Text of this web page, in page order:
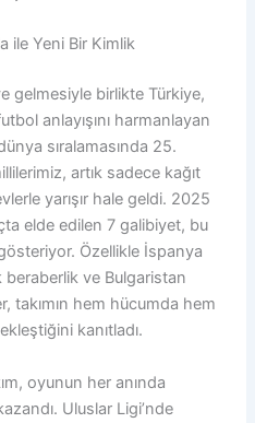
ile Yeni Bir Kimlik
gelmesiyle birlikte Türkiye,
anlayışını harmanlayan
sıralamasında 25.
artık sadece kağıt
yarışır hale geldi. 2025
elde edilen 7 galibiyet, bu
Özellikle İspanya
beraberlik ve Bulgaristan
takımın hem hücumda hem
kanıtladı.
oyunun her anında
Uluslar Ligi’nde